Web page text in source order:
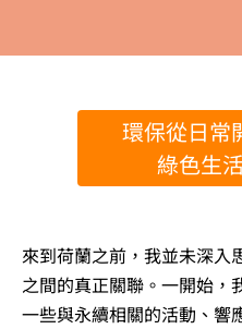
環保從日常
綠色生
來到荷蘭之前，我並未深入
之間的真正關聯。一開始，
一些與永續相關的活動、響